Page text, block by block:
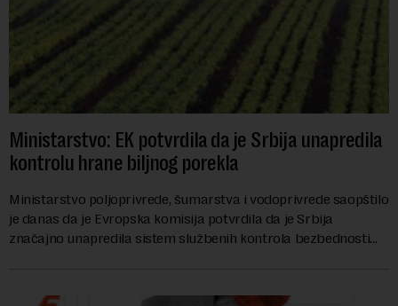
Ministarstvo: EK potvrdila da je Srbija unapredila
kontrolu hrane biljnog porekla
Ministarstvo poljoprivrede, šumarstva i vodoprivrede saopštilo
je danas da je Evropska komisija potvrdila da je Srbija
značajno unapredila sistem službenih kontrola bezbednosti